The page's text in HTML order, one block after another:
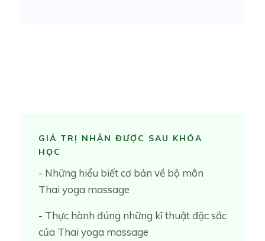
GIÁ TRỊ NHẬN ĐƯỢC SAU KHÓA
HỌC
- Những hiểu biết cơ bản về bộ môn
Thai yoga massage
- Thực hành đúng những kĩ thuật đặc sắc
của Thai yoga massage